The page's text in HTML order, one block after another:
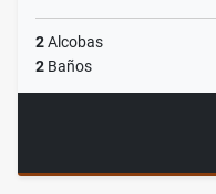
2Alcobas
2 Baños